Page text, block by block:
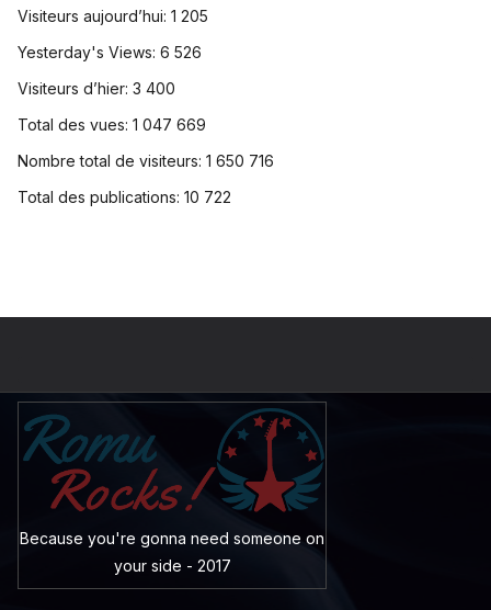
Visiteurs aujourd’hui: 1 205
Yesterday's Views: 6 526
Visiteurs d’hier: 3 400
Total des vues: 1 047 669
Nombre total de visiteurs: 1 650 716
Total des publications: 10 722
Because you're gonna need someone on
your side - 2017